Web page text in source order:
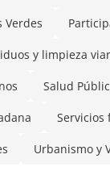
Verdes
y limpieza
Salud
Servicios
Urbanismo y